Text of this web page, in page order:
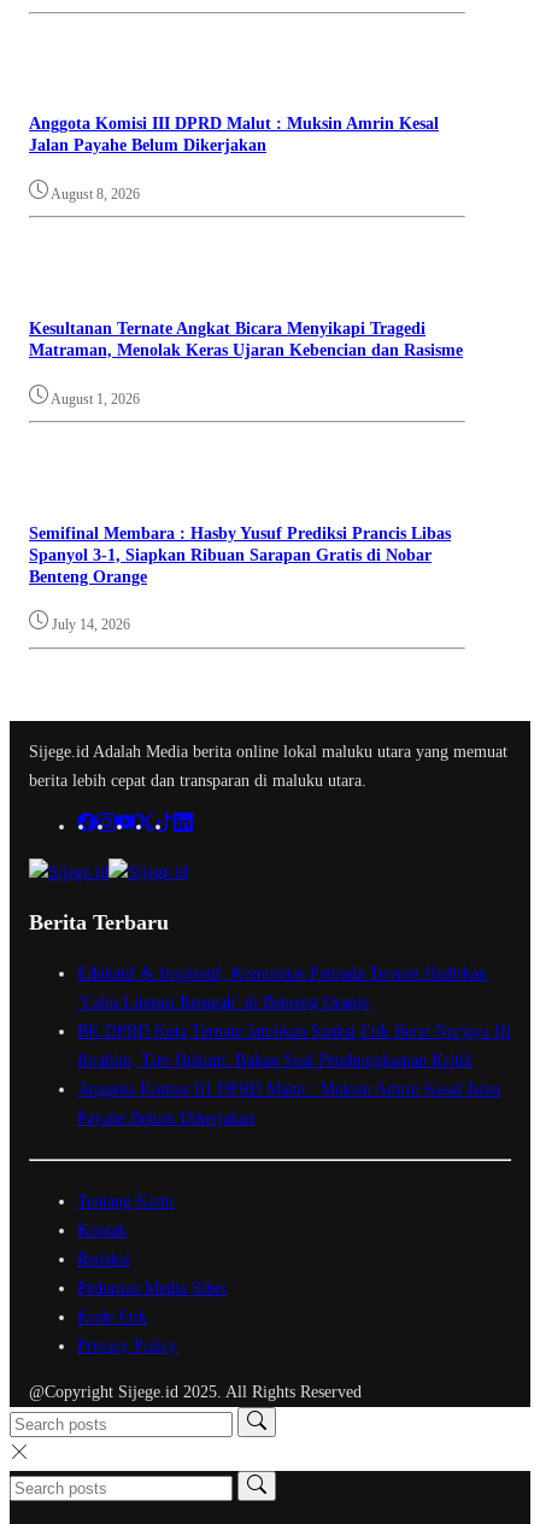
Anggota Komisi III DPRD Malut : Muksin Amrin Kesal
Jalan Payahe Belum Dikerjakan
August 8, 2026
Kesultanan Ternate Angkat Bicara Menyikapi Tragedi
Matraman, Menolak Keras Ujaran Kebencian dan Rasisme
August 1, 2026
Semifinal Membara : Hasby Yusuf Prediksi Prancis Libas
Spanyol 3-1, Siapkan Ribuan Sarapan Gratis di Nobar
Benteng Orange
July 14, 2026
Sijege.id Adalah Media berita online lokal maluku utara yang memuat
berita lebih cepat dan transparan di maluku utara.
Berita Terbaru
Edukatif & Inspiratif, Komunitas Pemuda Ternate Hadirkan
‘Cabu Literasi Rempah’ di Benteng Oranje
BK DPRD Kota Ternate Jatuhkan Sanksi Etik Berat Nurjaya Hi
Ibrahim, Tim Hukum: Bukan Soal Pembungkaman Kritik
Anggota Komisi III DPRD Malut : Muksin Amrin Kesal Jalan
Payahe Belum Dikerjakan
Tentang Kami
Kontak
Redaksi
Pedoman Media Siber
Kode Etik
Privacy Policy
@Copyright Sijege.id 2025. All Rights Reserved